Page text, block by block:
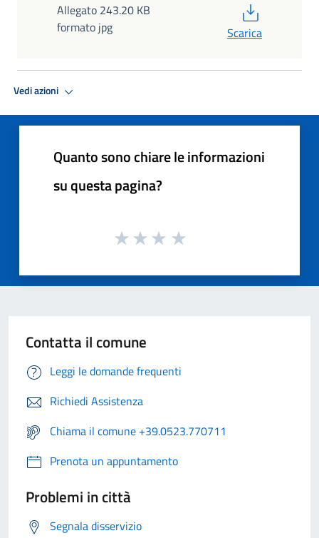
Allegato 243.20 KB
formato jpg
Scarica
Vedi azioni
Quanto sono chiare le informazioni
su questa pagina?
Contatta il comune
Leggi le domande frequenti
Richiedi Assistenza
Chiama il comune +39.0523.770711
Prenota un appuntamento
Problemi in città
Segnala disservizio